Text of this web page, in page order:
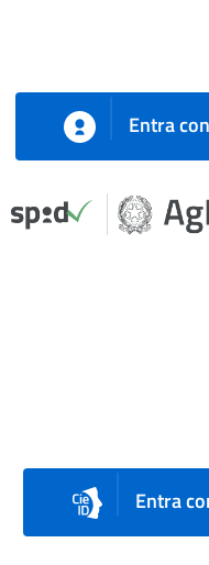
Entra
Entra